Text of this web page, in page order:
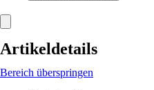
Artikeldetails
Bereich überspringen